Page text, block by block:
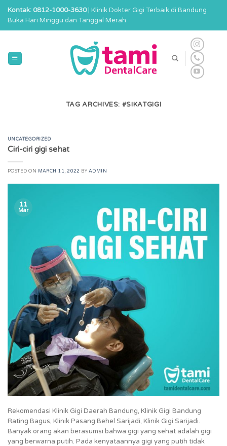
Skip
content
Kontak: 0812-1000-3630| Klinik Dokter Gigi Terbaik di Bandung
Buka Hari Minggu dan Tanggal Merah
TAG ARCHIVES: #SIKATGIGI
UNCATEGORIZED
Ciri-ciri gigi sehat
POSTED ON MARCH 11, 2022 BY ADMIN
11
Mar
Rekomendasi Klinik Gigi Daerah Bandung, Klinik Gigi Bandung
Rating Bagus, Klinik Pasang Behel Sarijadi, Klinik Gigi Sarijadi.
Banyak orang akan berasumsi bahwa gigi yang sehat adalah gigi
yang berwarna putih. Pada kenyataannya gigi yang putih tidak